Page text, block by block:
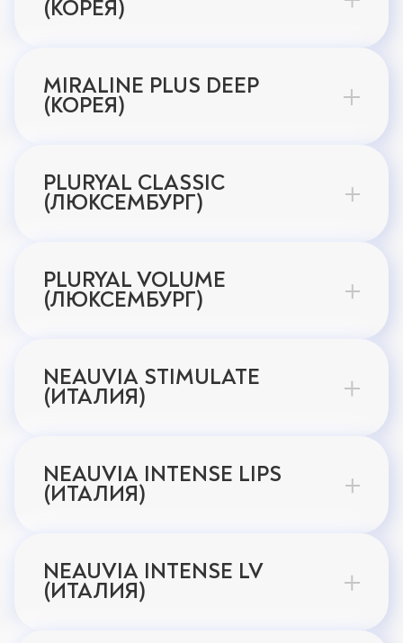
(КОРЕЯ)
MIRALINE PLUS DEEP
(КОРЕЯ)
PLURYAL CLASSIC
(ЛЮКСЕМБУРГ)
PLURYAL VOLUME
(ЛЮКСЕМБУРГ)
NEAUVIA STIMULATE
(ИТАЛИЯ)
NEAUVIA INTENSE LIPS
(ИТАЛИЯ)
NEAUVIA INTENSE LV
(ИТАЛИЯ)